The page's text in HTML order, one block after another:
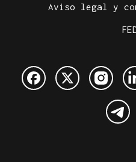
Aviso legal y